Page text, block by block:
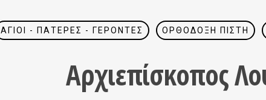
ΆΓΙΟΙ - ΠΑΤΈΡΕΣ - ΓΈΡΟΝΤΕΣ ΟΡΘΌΔΟΞΗ ΠΊΣΤΗ
Αρχιεπίσκοπος